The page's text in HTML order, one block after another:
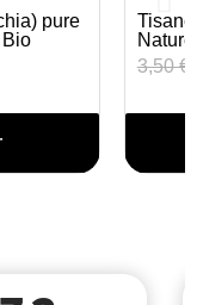
pure
Bio
3,50 €